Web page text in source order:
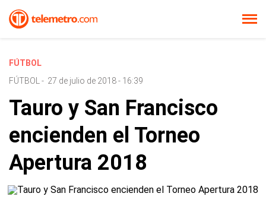
FÚTBOL
FÚTBOL
- 27 de julio de 2018 - 16:39
Tauro y San Francisco
encienden el Torneo
Apertura 2018